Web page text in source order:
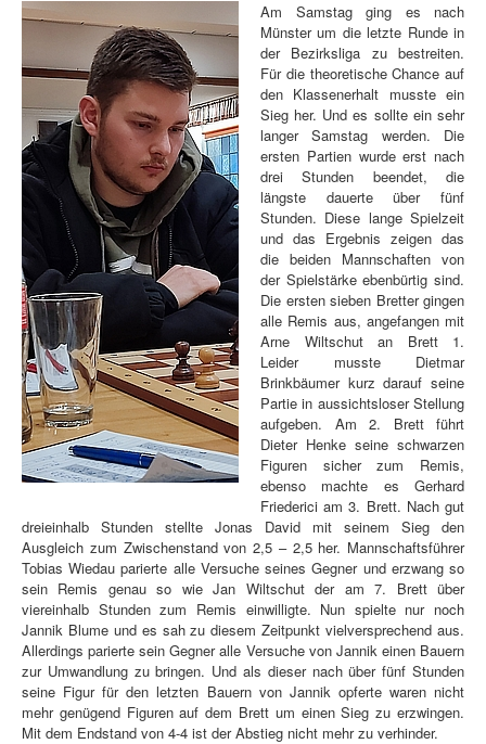
Am Samstag ging es nach
Münster um die letzte Runde in
der Bezirksliga zu bestreiten.
Für die theoretische Chance auf
den Klassenerhalt musste ein
Sieg her. Und es sollte ein sehr
langer Samstag werden. Die
ersten Partien wurde erst nach
drei Stunden beendet, die
längste dauerte über fünf
Stunden. Diese lange Spielzeit
und das Ergebnis zeigen das
die beiden Mannschaften von
der Spielstärke ebenbürtig sind.
Die ersten sieben Bretter gingen
alle Remis aus, angefangen mit
Arne Wiltschut an Brett 1.
Leider musste Dietmar
Brinkbäumer kurz darauf seine
Partie in aussichtsloser Stellung
aufgeben. Am 2. Brett führt
Dieter Henke seine schwarzen
Figuren sicher zum Remis,
ebenso machte es Gerhard
Friederici am 3. Brett. Nach gut
dreieinhalb Stunden stellte Jonas David mit seinem Sieg den
Ausgleich zum Zwischenstand von 2,5 – 2,5 her. Mannschaftsführer
Tobias Wiedau parierte alle Versuche seines Gegner und erzwang so
sein Remis genau so wie Jan Wiltschut der am 7. Brett über
viereinhalb Stunden zum Remis einwilligte. Nun spielte nur noch
Jannik Blume und es sah zu diesem Zeitpunkt vielversprechend aus.
Allerdings parierte sein Gegner alle Versuche von Jannik einen Bauern
zur Umwandlung zu bringen. Und als dieser nach über fünf Stunden
seine Figur für den letzten Bauern von Jannik opferte waren nicht
mehr genügend Figuren auf dem Brett um einen Sieg zu erzwingen.
Mit dem Endstand von 4-4 ist der Abstieg nicht mehr zu verhinder.